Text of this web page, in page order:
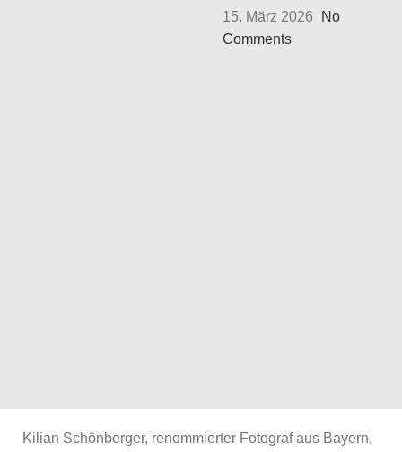
15. März 2026
No
Comments
Kilian Schönberger, renommierter Fotograf aus Bayern,